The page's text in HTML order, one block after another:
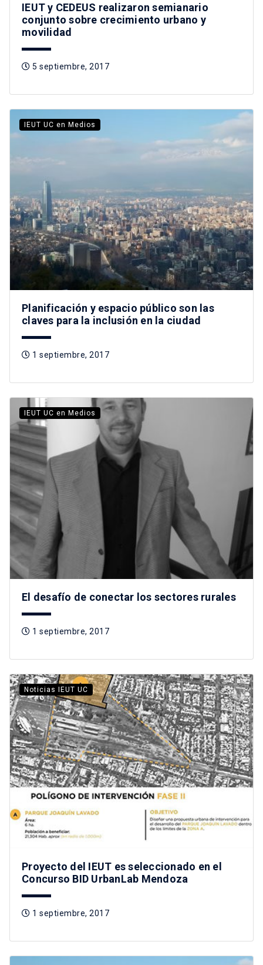
IEUT y CEDEUS realizaron semianario
conjunto sobre crecimiento urbano y
movilidad
5 septiembre, 2017
IEUT UC en Medios
Planificación y espacio público son las
claves para la inclusión en la ciudad
1 septiembre, 2017
IEUT UC en Medios
El desafío de conectar los sectores rurales
1 septiembre, 2017
Noticias IEUT UC
Proyecto del IEUT es seleccionado en el
Concurso BID UrbanLab Mendoza
1 septiembre, 2017